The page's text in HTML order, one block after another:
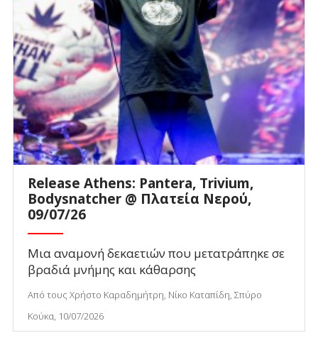
Release Athens: Pantera, Trivium,
Bodysnatcher @ Πλατεία Νερού,
09/07/26
Μια αναμονή δεκαετιών που μετατράπηκε σε
βραδιά μνήμης και κάθαρσης
Από τους Χρήστο Καραδημήτρη, Νίκο Καταπίδη, Σπύρο
Κούκα, 10/07/2026